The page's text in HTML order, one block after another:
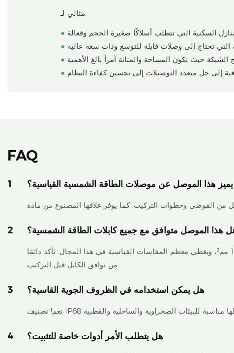
مثالي لـ:
●
●
●
●
FAQ
1 يميز هذا الموصل عن موصلات الطاقة الشمسية القياسية؟
2 هذا الموصل متوافق مع جميع كابلات الطاقة الشمسية؟
يقبل هذا الجهاز كابلات الطاقة الشمسية أحادية النواة المصنوعة من النحاس المطلي بالقصدير، بمقاسات تتراوح من 2.5 مم² إلى 16 مم²، ويغطي معظم المقاسات القياسية في هذا المجال. تأكد دائمًا
3 هل يمكن استخدامه في الظروف الجوية القاسية؟
4 هل يتطلب الأمر أدوات خاصة للتثبيت؟